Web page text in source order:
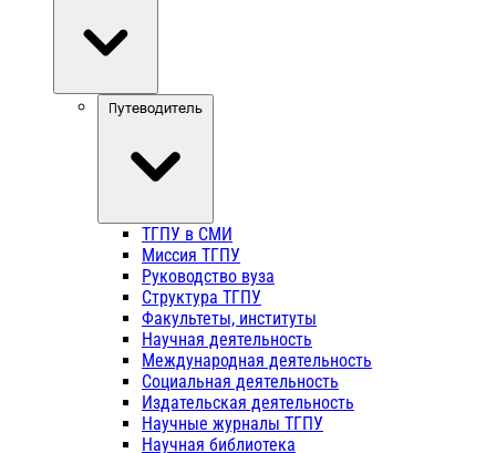
Путеводитель
ТГПУ в СМИ
Миссия ТГПУ
Руководство вуза
Структура ТГПУ
Факультеты, институты
Научная деятельность
Международная деятельность
Социальная деятельность
Издательская деятельность
Научные журналы ТГПУ
Научная библиотека